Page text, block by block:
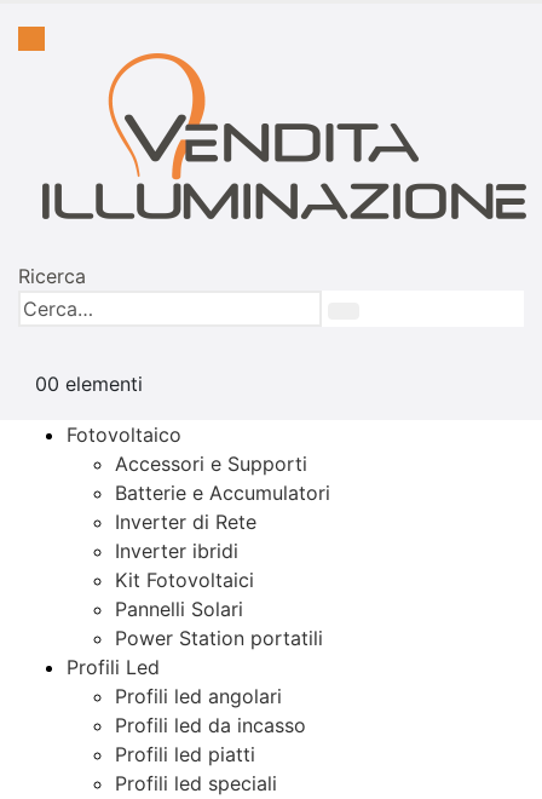
Ricerca
00 elementi
Fotovoltaico
Accessori e Supporti
Batterie e Accumulatori
Inverter di Rete
Inverter ibridi
Kit Fotovoltaici
Pannelli Solari
Power Station portatili
Profili Led
Profili led angolari
Profili led da incasso
Profili led piatti
Profili led speciali